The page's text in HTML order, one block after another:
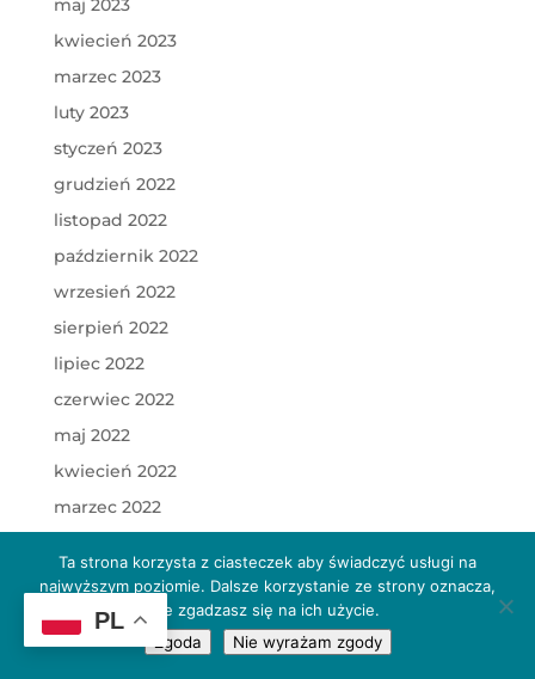
maj 2023
kwiecień 2023
marzec 2023
luty 2023
styczeń 2023
grudzień 2022
listopad 2022
październik 2022
wrzesień 2022
sierpień 2022
lipiec 2022
czerwiec 2022
maj 2022
kwiecień 2022
marzec 2022
styczeń 2022
grudzień 2021
listopad 2021
PL
Ta strona korzysta z ciasteczek aby świadczyć usługi na
najwyższym poziomie. Dalsze korzystanie ze strony oznacza,
że zgadzasz się na ich użycie.
Zgoda
Nie wyrażam zgody